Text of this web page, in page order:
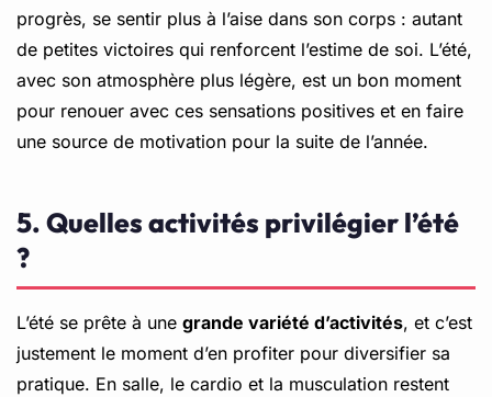
progrès, se sentir plus à l’aise dans son corps : autant
de petites victoires qui renforcent l’estime de soi. L’été,
avec son atmosphère plus légère, est un bon moment
pour renouer avec ces sensations positives et en faire
une source de motivation pour la suite de l’année.
5. Quelles activités privilégier l’été
?
L’été se prête à une grande variété d’activités, et c’est
justement le moment d’en profiter pour diversifier sa
pratique. En salle, le cardio et la musculation restent